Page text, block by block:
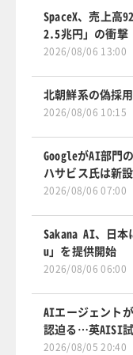
SpaceX、売上高
2.5兆円」の衝撃
2026/08/06 13:00
北朝鮮系の偽採
2026/08/06 10:15
GoogleがAI部門
ハサビス氏は新
2026/08/06 07:00
Sakana AI、日本
u」を提供開始
2026/08/06 06:00
AIエージェント
認迫る…英AISI
2026/08/05 20:40